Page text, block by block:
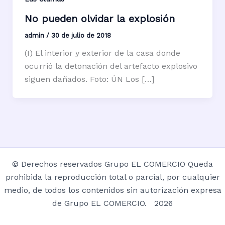
No pueden olvidar la explosión
admin / 30 de julio de 2018
(I) El interior y exterior de la casa donde
ocurrió la detonación del artefacto explosivo
siguen dañados. Foto: ÚN Los […]
© Derechos reservados Grupo EL COMERCIO Queda
prohibida la reproducción total o parcial, por cualquier
medio, de todos los contenidos sin autorización expresa
de Grupo EL COMERCIO. 2026